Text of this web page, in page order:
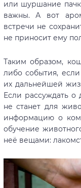
или шуршание
важны. А вот
встречи не
не приносит ему
Таким образом,
либо события,
их дальнейшей
Если рассуждать о
не станет для
информацию о
обучение
неё вещами: